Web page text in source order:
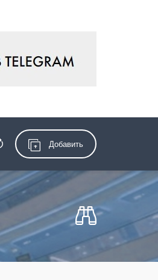
Добавить